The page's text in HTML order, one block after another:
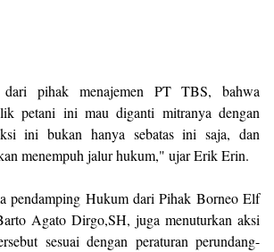
dari pihak menajemen PT TBS, bahwa
petani ini mau diganti mitranya dengan
ini bukan hanya sebatas ini saja, dan
menempuh jalur hukum," ujar Erik Erin.
pendamping Hukum dari Pihak Borneo Elf
Agato Dirgo,SH, juga menuturkan aksi
sesuai dengan peraturan perundang-